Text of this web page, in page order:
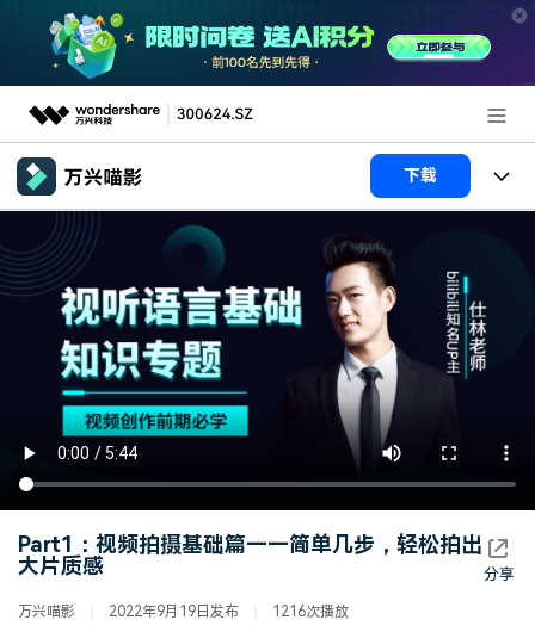
推荐产品
实用工具
政企服务
新闻中心
关于万兴
加入我们
下载
产品
产品系统
产品功能
AI功能
视频/照片
AI 文本转视频 NEW
AI 图生视频 NEW
AI 绘画
AI 视频续写 NEW
解决方案
政企服务
专业创作人群
使用教程
文章资讯
帮助中心
产品信息
登录 立即购买
Part1：视频拍摄基础篇——简单几步，轻松拍出
大片质感
分享
万兴喵影 2022年9月19日发布 1216次播放